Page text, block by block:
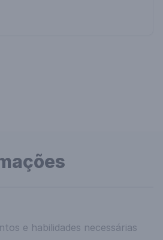
e habilidades necessárias